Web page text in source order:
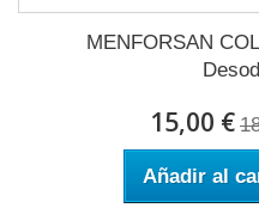
MENFORSAN
15,00 €
Añadir al